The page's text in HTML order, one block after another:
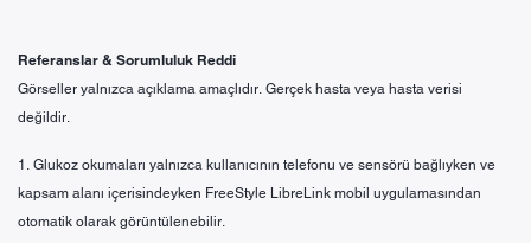
Referanslar & Sorumluluk Reddi
Görseller yalnızca açıklama amaçlıdır. Gerçek hasta veya hasta verisi
değildir.
1. Glukoz okumaları yalnızca kullanıcının telefonu ve sensörü bağlıyken ve
kapsam alanı içerisindeyken FreeStyle LibreLink mobil uygulamasından
otomatik olarak görüntülenebilir.